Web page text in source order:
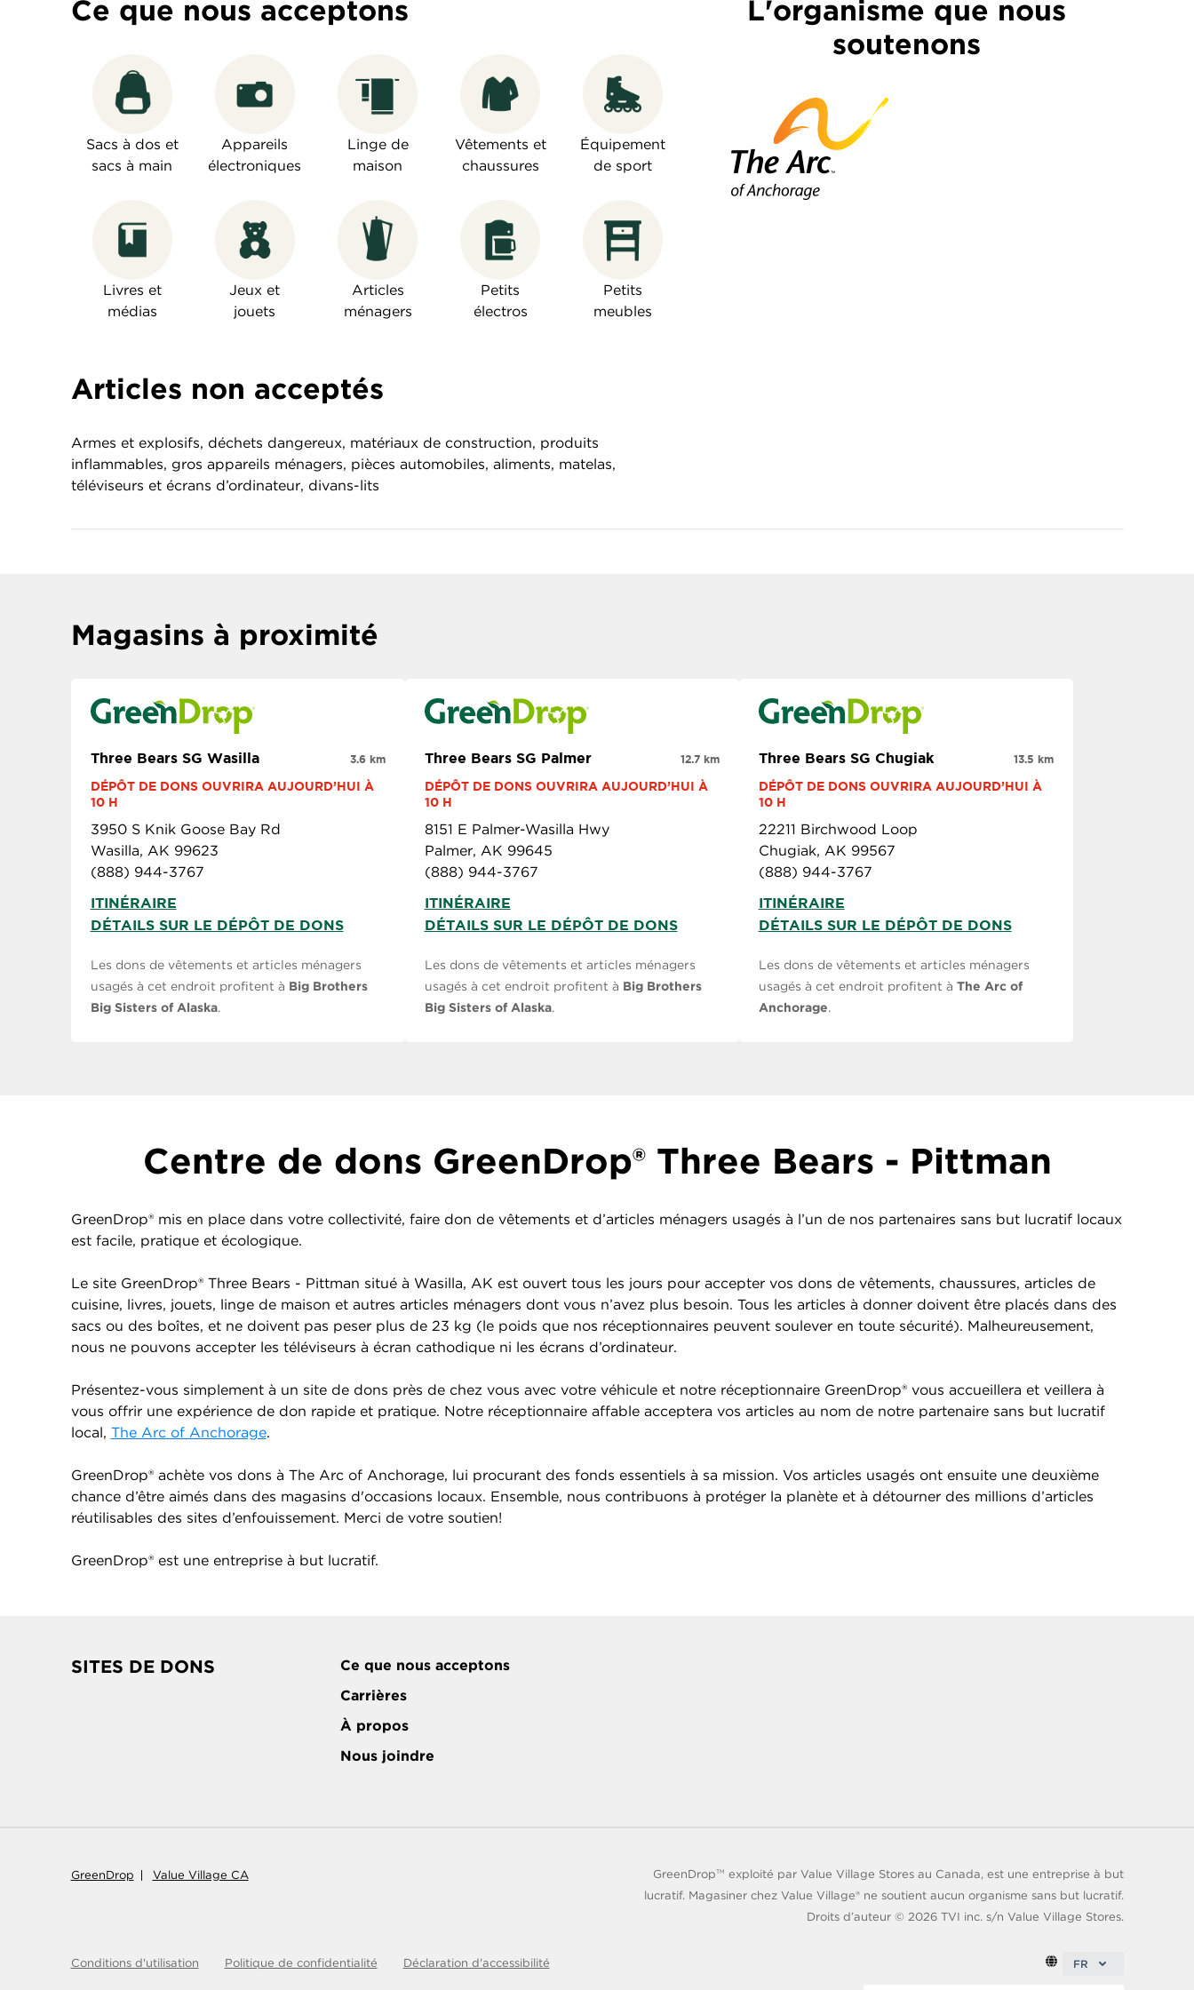
Ce que nous acceptons
Sacs à dos et
sacs à main
Appareils
électroniques
Linge de
maison
Vêtements et
chaussures
Équipement
de sport
Livres et
médias
Jeux et
jouets
Articles
ménagers
Petits
électros
Petits
meubles
Articles non acceptés
Armes et explosifs, déchets dangereux, matériaux de construction, produits
inflammables, gros appareils ménagers, pièces automobiles, aliments, matelas,
téléviseurs et écrans d’ordinateur, divans-lits
L'organisme que nous
soutenons
Magasins à proximité
Three Bears SG Wasilla
DÉPÔT DE DONS OUVRIRA AUJOURD’HUI À
10 H
3950 S Knik Goose Bay Rd
Wasilla, AK 99623
(888) 944-3767
3.6 km
ITINÉRAIRE
DÉTAILS SUR LE DÉPÔT DE DONS
Les dons de vêtements et articles ménagers
usagés à cet endroit profitent à Big Brothers
Big Sisters of Alaska.
Three Bears SG Palmer
DÉPÔT DE DONS OUVRIRA AUJOURD’HUI À
10 H
8151 E Palmer-Wasilla Hwy
Palmer, AK 99645
(888) 944-3767
12.7 km
ITINÉRAIRE
DÉTAILS SUR LE DÉPÔT DE DONS
Les dons de vêtements et articles ménagers
usagés à cet endroit profitent à Big Brothers
Big Sisters of Alaska.
Three Bears SG Chugiak
DÉPÔT DE DONS OUVRIRA AUJOURD’HUI À
10 H
22211 Birchwood Loop
Chugiak, AK 99567
(888) 944-3767
13.5 km
ITINÉRAIRE
DÉTAILS SUR LE DÉPÔT DE DONS
Les dons de vêtements et articles ménagers
usagés à cet endroit profitent à The Arc of
Anchorage.
Centre de dons GreenDrop® Three Bears - Pittman
GreenDrop® mis en place dans votre collectivité, faire don de vêtements et d’articles ménagers usagés à l’un de nos partenaires sans but lucratif locaux
est facile, pratique et écologique.
Le site GreenDrop® Three Bears - Pittman situé à Wasilla, AK est ouvert tous les jours pour accepter vos dons de vêtements, chaussures, articles de
cuisine, livres, jouets, linge de maison et autres articles ménagers dont vous n’avez plus besoin. Tous les articles à donner doivent être placés dans des
sacs ou des boîtes, et ne doivent pas peser plus de 23 kg (le poids que nos réceptionnaires peuvent soulever en toute sécurité). Malheureusement,
nous ne pouvons accepter les téléviseurs à écran cathodique ni les écrans d’ordinateur.
Présentez-vous simplement à un site de dons près de chez vous avec votre véhicule et notre réceptionnaire GreenDrop® vous accueillera et veillera à
vous offrir une expérience de don rapide et pratique. Notre réceptionnaire affable acceptera vos articles au nom de notre partenaire sans but lucratif
local, The Arc of Anchorage.
GreenDrop® achète vos dons à The Arc of Anchorage, lui procurant des fonds essentiels à sa mission. Vos articles usagés ont ensuite une deuxième
chance d’être aimés dans des magasins d'occasions locaux. Ensemble, nous contribuons à protéger la planète et à détourner des millions d’articles
réutilisables des sites d’enfouissement. Merci de votre soutien!
GreenDrop® est une entreprise à but lucratif.
SITES DE DONS
Ce que nous acceptons
Carrières
À propos
Nous joindre
GreenDrop Value Village CA GreenDropTM
exploité par Value Village Stores au Canada, est une entreprise à but
lucratif. Magasiner chez Value Village® ne soutient aucun organisme sans but lucratif.
Droits d’auteur © 2026TVI inc. s/n Value Village Stores.
Conditions d'utilisation Politique de confidentialité Déclaration d'accessibilité FR